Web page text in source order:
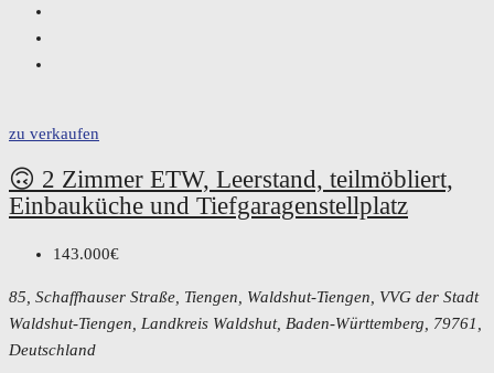
zu verkaufen
🙃 2 Zimmer ETW, Leerstand, teilmöbliert,
Einbauküche und Tiefgaragenstellplatz
143.000€
85, Schaffhauser Straße, Tiengen, Waldshut-Tiengen, VVG der Stadt
Waldshut-Tiengen, Landkreis Waldshut, Baden-Württemberg, 79761,
Deutschland